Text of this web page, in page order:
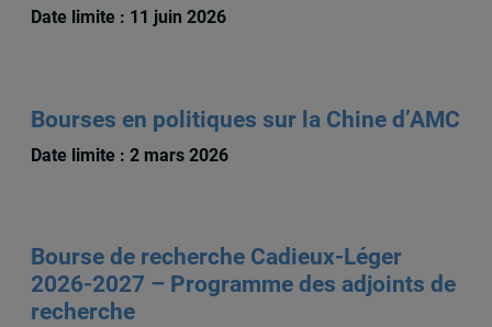
Date limite : 11 juin 2026
Bourses en politiques sur la Chine d’AMC
Date limite : 2 mars 2026
Bourse de recherche Cadieux-Léger
2026-2027 – Programme des adjoints de
recherche